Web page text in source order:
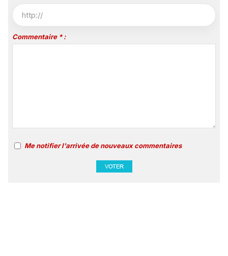
Commentaire * :
Me notifier l'arrivée de nouveaux commentaires